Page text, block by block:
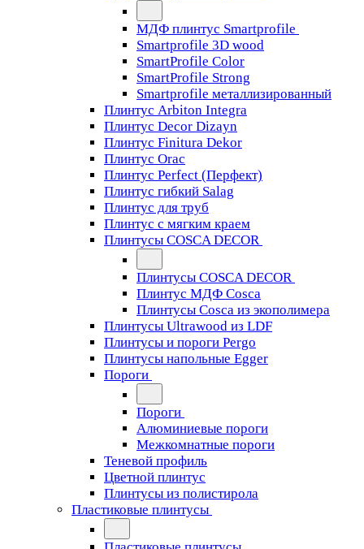
МДФ плинтус Smartprofile
Smartprofile 3D wood
SmartProfile Color
SmartProfile Strong
Smartprofile металлизированный
Плинтус Arbiton Integra
Плинтус Decor Dizayn
Плинтус Finitura Dekor
Плинтус Orac
Плинтус Perfect (Перфект)
Плинтус гибкий Salag
Плинтус для труб
Плинтус с мягким краем
Плинтусы COSCA DECOR
Плинтусы COSCA DECOR
Плинтус МДФ Cosca
Плинтусы Cosca из экополимера
Плинтусы Ultrawood из LDF
Плинтусы и пороги Pergo
Плинтусы напольные Egger
Пороги
Пороги
Алюминиевые пороги
Межкомнатные пороги
Теневой профиль
Цветной плинтус
Плинтусы из полистирола
Пластиковые плинтусы